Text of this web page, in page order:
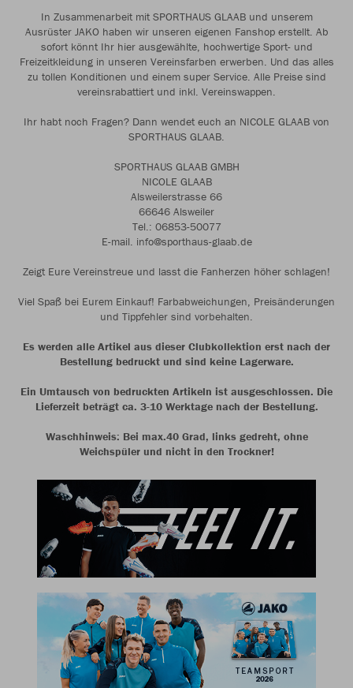
In Zusammenarbeit mit SPORTHAUS GLAAB und unserem
Ausrüster JAKO haben wir unseren eigenen Fanshop erstellt. Ab
sofort könnt Ihr hier ausgewählte, hochwertige Sport- und
Freizeitkleidung in unseren Vereinsfarben erwerben. Und das alles
zu tollen Konditionen und einem super Service. Alle Preise sind
vereinsrabattiert und inkl. Vereinswappen.
Ihr habt noch Fragen? Dann wendet euch an NICOLE GLAAB von
SPORTHAUS GLAAB.
SPORTHAUS GLAAB GMBH
NICOLE GLAAB
Alsweilerstrasse 66
66646 Alsweiler
Tel.: 06853-50077
E-mail. info@sporthaus-glaab.de
Zeigt Eure Vereinstreue und lasst die Fanherzen höher schlagen!
Viel Spaß bei Eurem Einkauf! Farbabweichungen, Preisänderungen
und Tippfehler sind vorbehalten.
Es werden alle Artikel aus dieser Clubkollektion erst nach der
Bestellung bedruckt und sind keine Lagerware.
Ein Umtausch von bedruckten Artikeln ist ausgeschlossen. Die
Lieferzeit beträgt ca. 3-10 Werktage nach der Bestellung.
Waschhinweis: Bei max.40 Grad, links gedreht, ohne
Weichspüler und nicht in den Trockner!